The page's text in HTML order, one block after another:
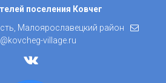
Skip
content
поселения Ковчег
Малоярославецкий район
village.ru